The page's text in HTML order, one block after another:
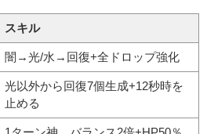
スキル
闇→光/水→回復+全ドロップ強化
光以外から回復7個生成+12秒時を
止める